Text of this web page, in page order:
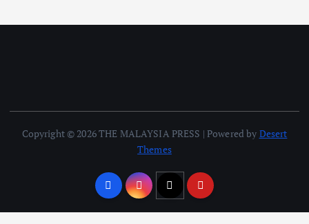
Copyright © 2026 THE MALAYSIA PRESS | Powered by Desert
Themes